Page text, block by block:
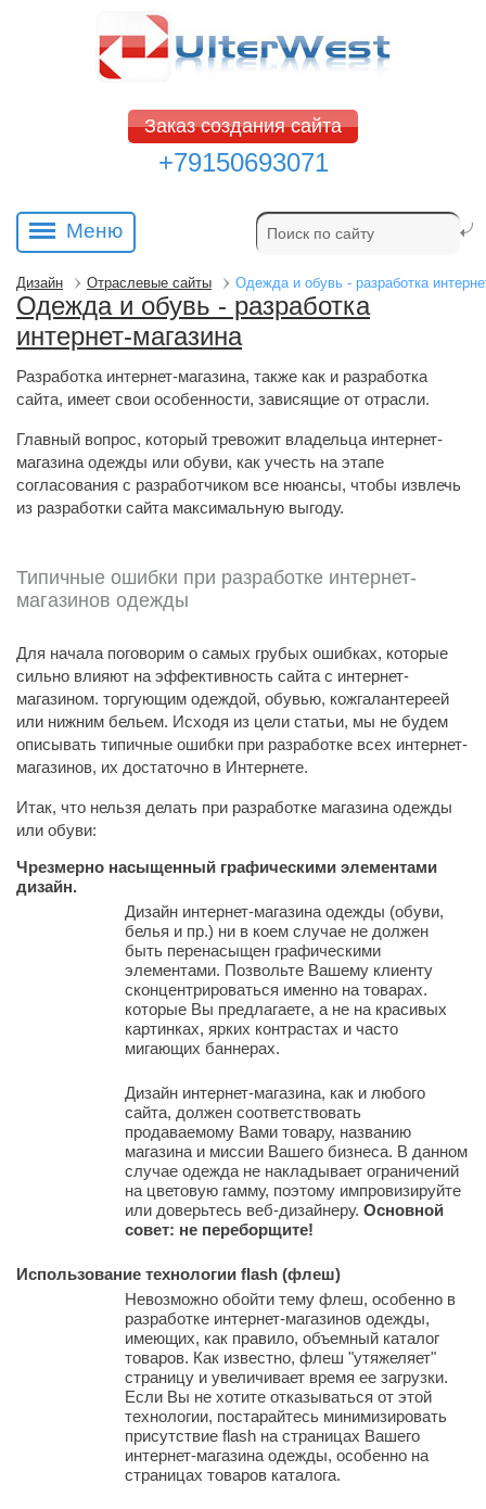
Заказ создания сайта
+79150693071
Меню
Дизайн Отраслевые сайты Одежда и обувь - разработка
Одежда и обувь - разработка
интернет-магазина
Разработка интернет-магазина, также как и разработка
сайта, имеет свои особенности, зависящие от отрасли.
Главный вопрос, который тревожит владельца интернет-
магазина одежды или обуви, как учесть на этапе
согласования с разработчиком все нюансы, чтобы извлечь
из разработки сайта максимальную выгоду.
Типичные ошибки при разработке интернет-
магазинов одежды
Для начала поговорим о самых грубых ошибках, которые
сильно влияют на эффективность сайта с интернет-
магазином. торгующим одеждой, обувью, кожгалантереей
или нижним бельем. Исходя из цели статьи, мы не будем
описывать типичные ошибки при разработке всех интернет-
магазинов, их достаточно в Интернете.
Итак, что нельзя делать при разработке магазина одежды
или обуви:
Чрезмерно насыщенный графическими элементами
дизайн.
Дизайн интернет-магазина одежды (обуви,
белья и пр.) ни в коем случае не должен
быть перенасыщен графическими
элементами. Позвольте Вашему клиенту
сконцентрироваться именно на товарах.
которые Вы предлагаете, а не на красивых
картинках, ярких контрастах и часто
мигающих баннерах.
Дизайн интернет-магазина, как и любого
сайта, должен соответствовать
продаваемому Вами товару, названию
магазина и миссии Вашего бизнеса. В данном
случае одежда не накладывает ограничений
на цветовую гамму, поэтому импровизируйте
или доверьтесь веб-дизайнеру. Основной
совет: не переборщите!
Использование технологии flash (флеш)
Невозможно обойти тему флеш, особенно в
разработке интернет-магазинов одежды,
имеющих, как правило, объемный каталог
товаров. Как известно, флеш "утяжеляет"
страницу и увеличивает время ее загрузки.
Если Вы не хотите отказываться от этой
технологии, постарайтесь минимизировать
присутствие flash на страницах Вашего
интернет-магазина одежды, особенно на
страницах товаров каталога.